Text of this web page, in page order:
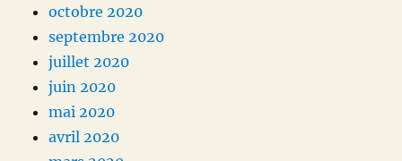
octobre 2020
septembre 2020
juillet 2020
juin 2020
mai 2020
avril 2020